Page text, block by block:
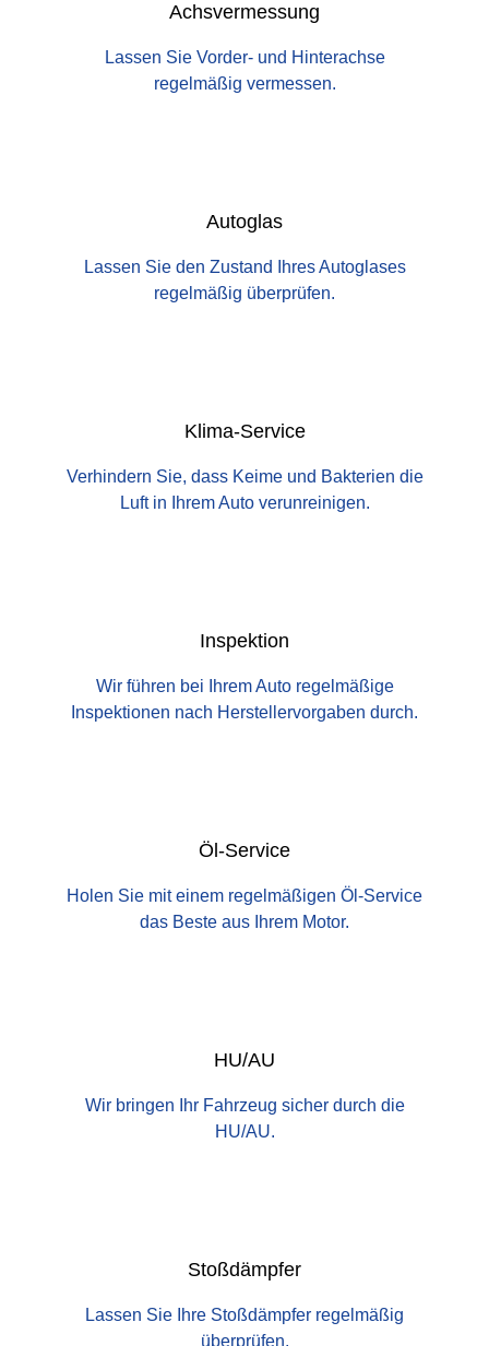
Achsvermessung
Lassen Sie Vorder- und Hinterachse
regelmäßig vermessen.
Autoglas
Lassen Sie den Zustand Ihres Autoglases
regelmäßig überprüfen.
Klima-Service
Verhindern Sie, dass Keime und Bakterien die
Luft in Ihrem Auto verunreinigen.
Inspektion
Wir führen bei Ihrem Auto regelmäßige
Inspektionen nach Herstellervorgaben durch.
Öl-Service
Holen Sie mit einem regelmäßigen Öl-Service
das Beste aus Ihrem Motor.
HU/AU
Wir bringen Ihr Fahrzeug sicher durch die
HU/AU.
Stoßdämpfer
Lassen Sie Ihre Stoßdämpfer regelmäßig
überprüfen.